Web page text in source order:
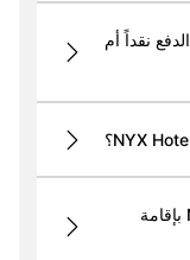
هل يقبل NYX Hotel Dublin Portobello الدفع نقداً أم
هل يسمح NYX Hotel Dublin Portobello بإقامة